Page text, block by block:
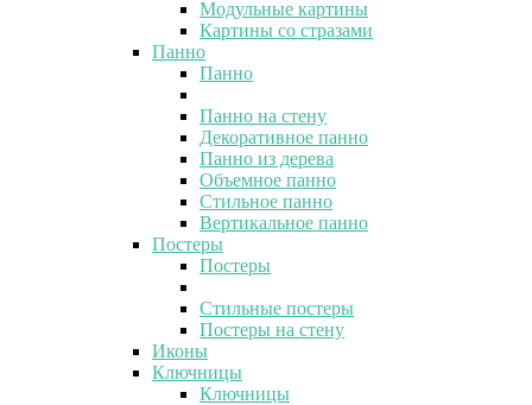
Модульные картины
Картины со стразами
Панно
Панно
Панно на стену
Декоративное панно
Панно из дерева
Объемное панно
Стильное панно
Вертикальное панно
Постеры
Постеры
Стильные постеры
Постеры на стену
Иконы
Ключницы
Ключницы